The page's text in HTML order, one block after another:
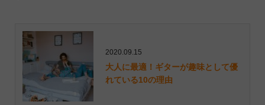
2020.09.15
大人に最適！ギターが趣味として優
れている10の理由